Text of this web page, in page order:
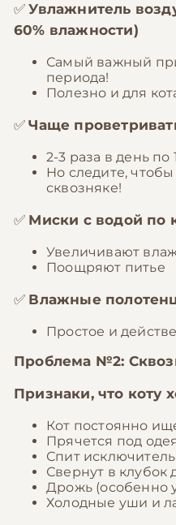
✅Увлажнитель
60% влажности)
Самый важный
периода!
Полезно и для
✅Чаще
2-3 раза в день по
Но следите,
сквозняке!
✅ Миски с водой по
Увеличивают
Поощряют питье
✅ Влажные
Простое и
Проблема №2:
Признаки, что коту
Кот постоянно
Прячется под
Спит
Свернут в клубок
Дрожь (особенно
Холодные уши и